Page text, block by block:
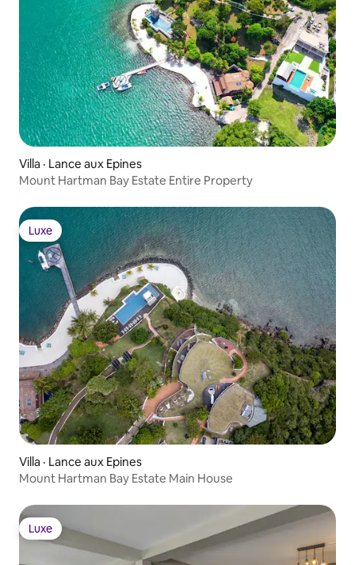
Villa · Lance aux Epines
Mount Hartman Bay Estate Entire Property
Luxe
Luxe
Villa · Lance aux Epines
Mount Hartman Bay Estate Main House
Luxe
Luxe